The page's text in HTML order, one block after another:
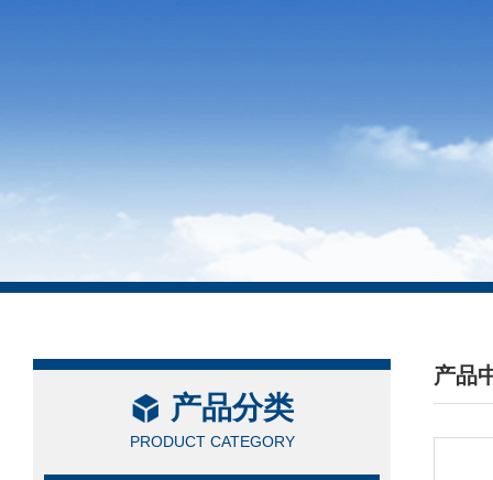
产品分类
PRODUCT CATEGORY
产品
/